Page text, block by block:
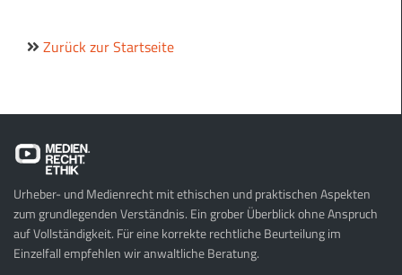
Zurück zur Startseite
Urheber- und Medienrecht mit ethischen und praktischen Aspekten
zum grundlegenden Verständnis. Ein grober Überblick ohne Anspruch
auf Vollständigkeit. Für eine korrekte rechtliche Beurteilung im
Einzelfall empfehlen wir anwaltliche Beratung.